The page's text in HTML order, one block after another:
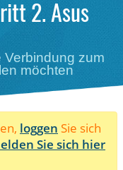
2. Asus
Verbindung zum
möchten
loggen Sie sich
Sie sich hier